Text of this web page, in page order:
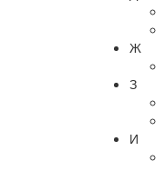
Ж
З
И